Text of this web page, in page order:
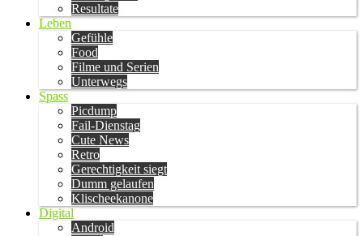
Resultate
Leben
Gefühle
Food
Filme und Serien
Unterwegs
Spass
Picdump
Fail-Dienstag
Cute News
Retro
Gerechtigkeit siegt
Dumm gelaufen
Klischeekanone
Digital
Android